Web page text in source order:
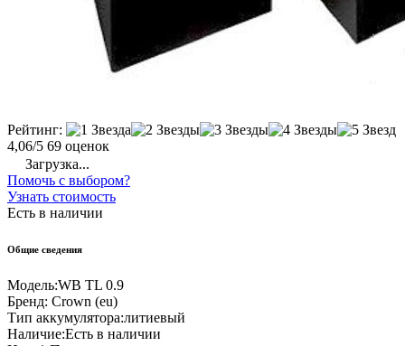
Рейтинг:
4,06/5 69 оценок
Загрузка...
Помочь с выбором?
Узнать стоимость
Есть в наличии
Общие сведения
Модель:WB TL 0.9
Бренд: Crown (eu)
Тип аккумулятора:литиевый
Наличие:Есть в наличии